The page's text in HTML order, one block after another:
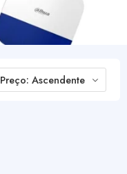
Preço: Ascendente